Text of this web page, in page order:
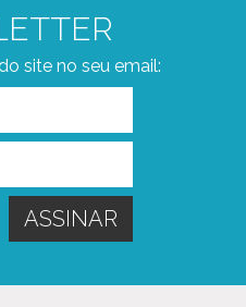
site no seu email: